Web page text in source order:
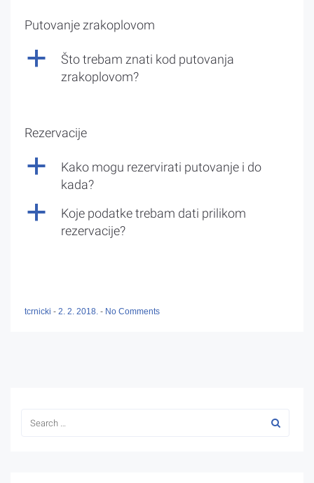
Putovanje zrakoplovom
a
Što trebam znati kod putovanja
zrakoplovom?
Rezervacije
a
Kako mogu rezervirati putovanje i do
kada?
a
Koje podatke trebam dati prilikom
rezervacije?
tcrnicki - 2. 2. 2018. - No Comments